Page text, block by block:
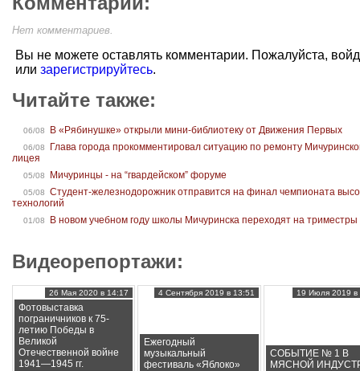
Нет комментариев.
Вы не можете оставлять комментарии. Пожалуйста,
или зарегистрируйтесь.
Читайте также:
06/08 В «Рябинушке» открыли мини-библиотеку от Движения Первых
06/08
Глава города прокомментировал ситуацию по ремонту
лицея
05/08 Мичуринцы - на “гвардейском” форуме
05/08
Студент-железнодорожник отправится на финал чемпионата
технологий
01/08 В новом учебном году школы Мичуринска переходят на триместры
Видеорепортажи:
Фотовыставка
пограничников к 75-
летию Победы в
Великой
Отечественной войне
1941—1945 гг.
26 Мая 2020 в 14:17
Ежегодный
музыкальный
фестиваль «Яблоко»
4 Сентября 2019 в 13:51
СОБЫТИЕ № 1 В
МЯСНОЙ
19 Июля 2019 в